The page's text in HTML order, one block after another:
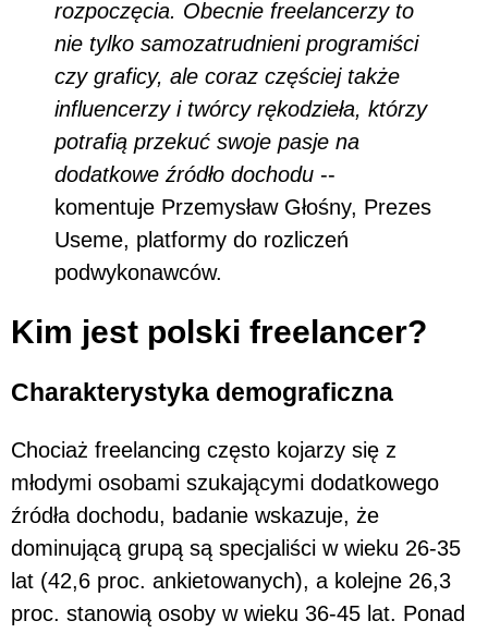
rozpoczęcia. Obecnie freelancerzy to
nie tylko samozatrudnieni programiści
czy graficy, ale coraz częściej także
influencerzy i twórcy rękodzieła, którzy
potrafią przekuć swoje pasje na
dodatkowe źródło dochodu --
komentuje Przemysław Głośny, Prezes
Useme, platformy do rozliczeń
podwykonawców.
Kim jest polski freelancer?
Charakterystyka demograficzna
Chociaż freelancing często kojarzy się z
młodymi osobami szukającymi dodatkowego
źródła dochodu, badanie wskazuje, że
dominującą grupą są specjaliści w wieku 26-35
lat (42,6 proc. ankietowanych), a kolejne 26,3
proc. stanowią osoby w wieku 36-45 lat. Ponad